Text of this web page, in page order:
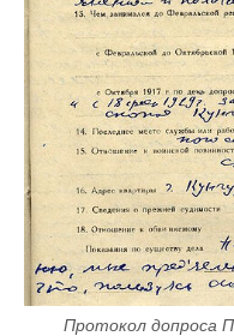
Протокол допроса